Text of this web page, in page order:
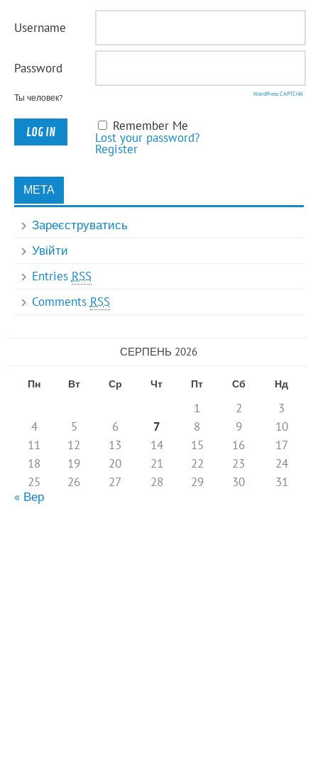
Username
Password
Ты человек? WordPress CAPTCHA
Remember Me
Lost your password?
Register
МЕТА
Зареєструватись
Увійти
Entries RSS
Comments RSS
СЕРПЕНЬ 2026
Пн Вт Ср Чт Пт Сб Нд
1 2
3
4
5 6 7 8 9
10
11
12 13 14 15 16
17
18
19 20 21 22 23
24
25
26 27 28 29 30
31
« Вер